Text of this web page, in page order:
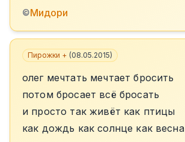
©Мидори
Пирожки + (08.05.2015)
олег мечтать мечтает бросить
потом бросает всё бросать
и просто так живёт как птицы
как дождь как солнце как весна